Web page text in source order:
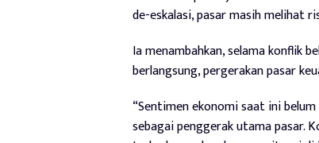
de-eskalasi, pasar masih melihat
Ia menambahkan, selama konflik
berlangsung, pergerakan pasar
“Sentimen ekonomi saat ini
sebagai penggerak utama pasar.